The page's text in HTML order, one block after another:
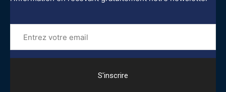
Entrez
votre
email